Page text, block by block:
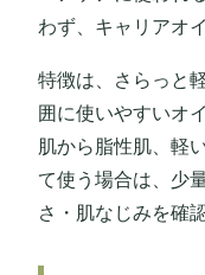
わず、キャリアオ
特徴は、さらっと
囲に使いやすいオ
肌から脂性肌、軽
て使う場合は、少
さ・肌なじみを確